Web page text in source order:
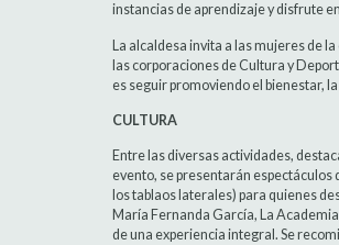
instancias de aprendizaje y disfrute
La alcaldesa invita a las mujeres de
las corporaciones de Cultura y
es seguir promoviendo el bienestar,
CULTURA
Entre las diversas actividades,
evento, se presentarán
los tablaos laterales) para quienes
María Fernanda García, La
de una experiencia integral. Se